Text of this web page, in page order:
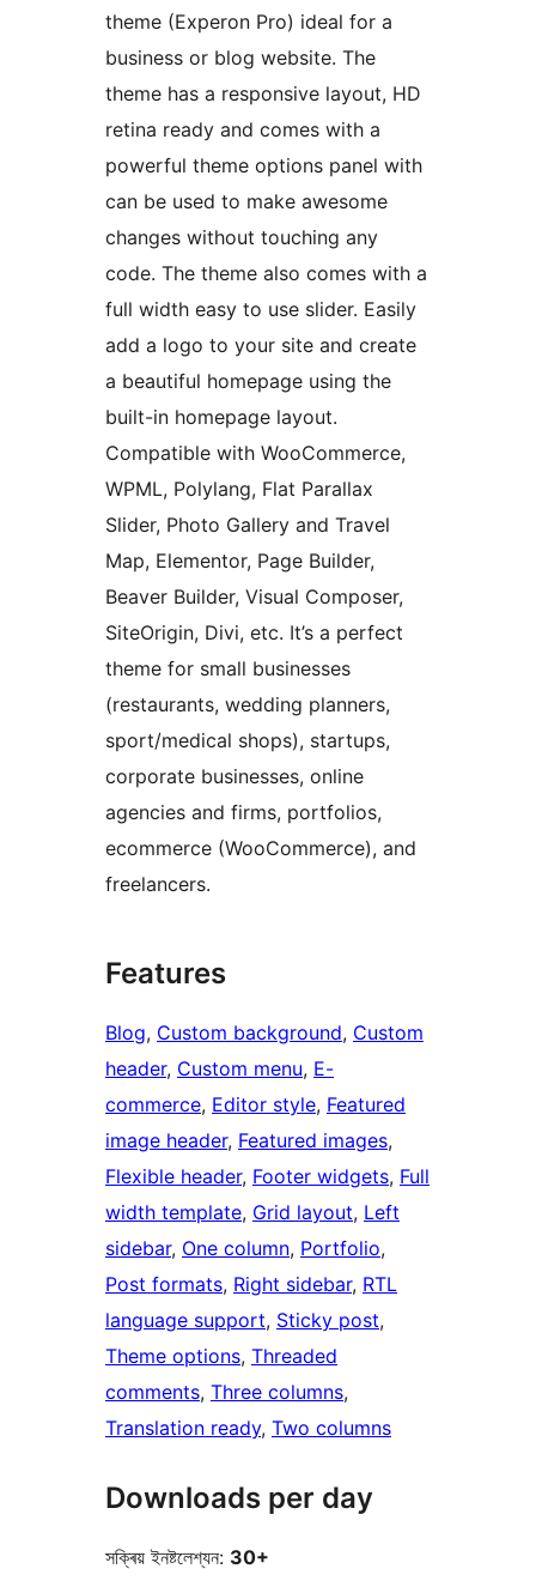
theme (Experon Pro) ideal for a
business or blog website. The
theme has a responsive layout, HD
retina ready and comes with a
powerful theme options panel with
can be used to make awesome
changes without touching any
code. The theme also comes with a
full width easy to use slider. Easily
add a logo to your site and create
a beautiful homepage using the
built-in homepage layout.
Compatible with WooCommerce,
WPML, Polylang, Flat Parallax
Slider, Photo Gallery and Travel
Map, Elementor, Page Builder,
Beaver Builder, Visual Composer,
SiteOrigin, Divi, etc. It’s a perfect
theme for small businesses
(restaurants, wedding planners,
sport/medical shops), startups,
corporate businesses, online
agencies and firms, portfolios,
ecommerce (WooCommerce), and
freelancers.
Features
Blog, Custom background, Custom
header, Custom menu, E-
commerce, Editor style, Featured
image header, Featured images
Flexible header, Footer widgets, Full
width template, Grid layout, Left
sidebar, One column, Portfolio
Post formats, Right sidebar, RTL
language support, Sticky post
Theme options, Threaded
comments, Three columns
Translation ready, Two columns
Downloads per day
সক্ৰিয় ইনষ্টলেশ্যন: 30+